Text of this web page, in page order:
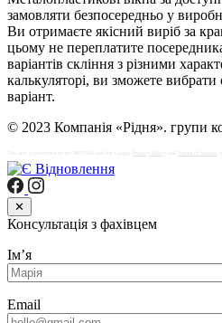
замовляти безпосередньо у
Ви отримаєте якісний виріб за
цьому не переплатите
варіантів скління з різними
калькуляторі, ви зможете
варіант.
© 2023 Компанія «Рідня». групи
Terms of Service
✕
Консультація з фахівцем
Імʼя
Email